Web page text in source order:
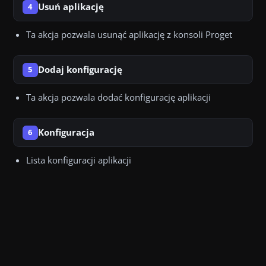
4 Usuń aplikację
Ta akcja pozwala usunąć aplikację z konsoli Proget
5 Dodaj konfigurację
Ta akcja pozwala dodać konfigurację aplikacji
6 Konfiguracja
Lista konfiguracji aplikacji